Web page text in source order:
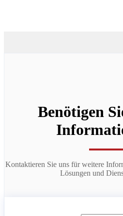
Benötigen
Kontaktieren Sie uns für weitere
Lösungen und